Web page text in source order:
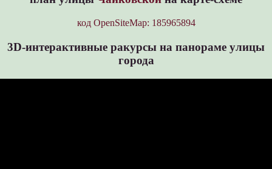
код OpenSiteMap: 185965894
3D-интерактивные ракурсы на панораме улицы
города